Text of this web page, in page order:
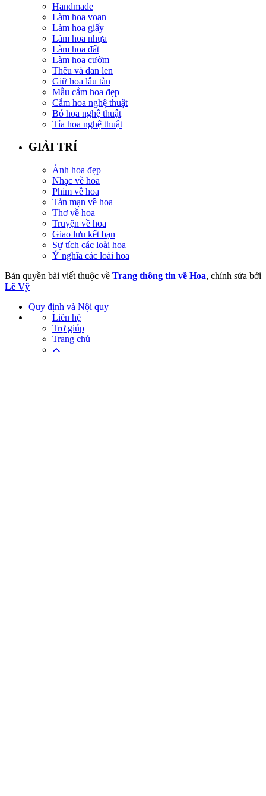
Handmade
Làm hoa voan
Làm hoa giấy
Làm hoa nhựa
Làm hoa đất
Làm hoa cườm
Thêu và đan len
Giữ hoa lâu tàn
Mẫu cắm hoa đẹp
Cắm hoa nghệ thuật
Bó hoa nghệ thuật
Tỉa hoa nghệ thuật
GIẢI TRÍ
Ảnh hoa đẹp
Nhạc về hoa
Phim về hoa
Tản mạn về hoa
Thơ về hoa
Truyện về hoa
Giao lưu kết bạn
Sự tích các loài hoa
Ý nghĩa các loài hoa
Bản quyền bài viết thuộc về Trang thông tin về Hoa, chỉnh sửa bởi
Lê Vỹ
Quy định và Nội quy
Liên hệ
Trợ giúp
Trang chủ